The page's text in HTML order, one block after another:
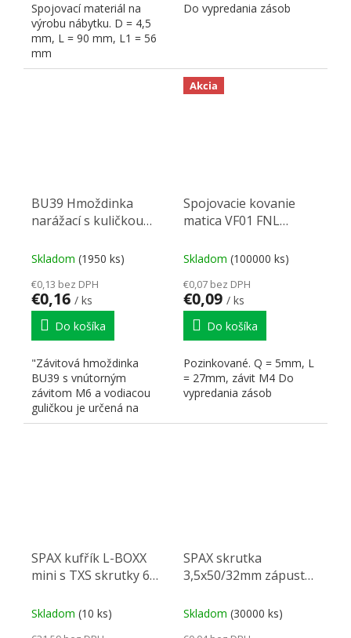
Spojovací materiál na
výrobu nábytku. D = 4,5
mm, L = 90 mm, L1 = 56
mm
Do vypredania zásob
BU39 Hmoždinka
narážací s kuličkou
Skladom (1950 ks)
€0,13 bez DPH
€0,16 / ks
Do košíka
"Závitová hmoždinka
BU39 s vnútorným
závitom M6 a vodiacou
guličkou je určená na
rýchle a spoľahlivé
Akcia
Spojovacie kovanie
matica VF01 FNL
Skladom (100000 ks)
€0,07 bez DPH
€0,09 / ks
Do košíka
Pozinkované. Q = 5mm, L
= 27mm, závit M4 Do
vypredania zásob
SPAX kufřík L-BOXX
mini s TXS skrutky 6
Skladom (10 ks)
SPAX skrutka
3,5x50/32mm zápustná
částečný závit
Skladom (30000 ks)